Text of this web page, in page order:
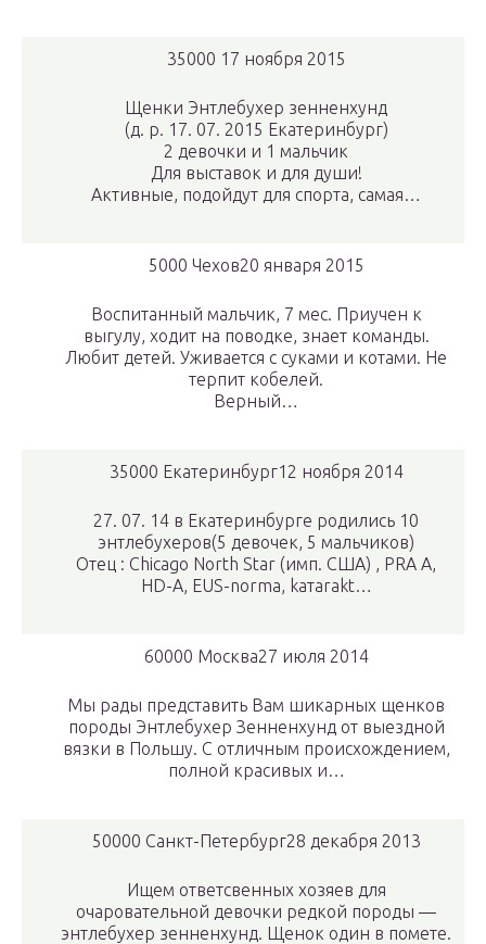
35000 17 ноября 2015
Щенки Энтлебухер зенненхунд
(д. р. 17. 07. 2015 Екатеринбург)
2 девочки и 1 мальчик
Для выставок и для души!
Активные, подойдут для спорта, самая…
5000 Чехов20 января 2015
Воспитанный мальчик, 7 мес. Приучен к
выгулу, ходит на поводке, знает команды.
Любит детей. Уживается с суками и котами. Не
терпит кобелей.
Верный…
35000 Екатеринбург12 ноября 2014
27. 07. 14 в Екатеринбурге родились 10
энтлебухеров(5 девочек, 5 мальчиков)
Отец : Chicago North Star (имп. США) , PRA А,
HD-А, EUS-norma, kaтarakt…
60000 Москва27 июля 2014
Мы рады представить Вам шикарных щенков
породы Энтлебухер Зенненхунд от выездной
вязки в Польшу. С отличным происхождением,
полной красивых и…
50000 Санкт-Петербург28 декабря 2013
Ищем ответсвенных хозяев для
очаровательной девочки редкой породы —
энтлебухер зенненхунд. Щенок один в помете.